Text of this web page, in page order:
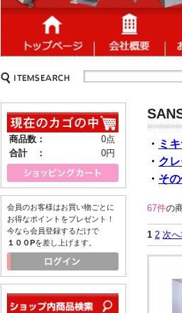
・ ミ
・ ク
・ そ
67件の
1 2 次
商品数：
0点
合計 ：
0円
会員のお客様はお買い物ごとに
お得なポイントをプレゼント！
今なら会員登録するだけで
１００Pを差し上げます。